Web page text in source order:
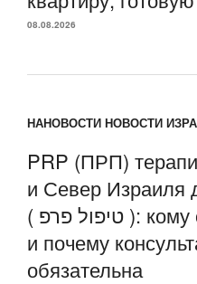
08.08.2026
НАНОВОСТИ НОВОСТИ
PRP (ПРП)
и Север Израиля
( טיפול פרפ ): кому она может подойти
и почему
обязательна